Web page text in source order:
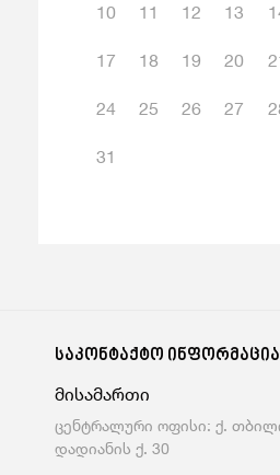
10 11 12 13
17 18 19 20
24 25 26 27
31
საკონტაქტო ინფორმაცია
მისამართი
ცენტრალური ოფისი: ქ.
დადიანის ქ. 30